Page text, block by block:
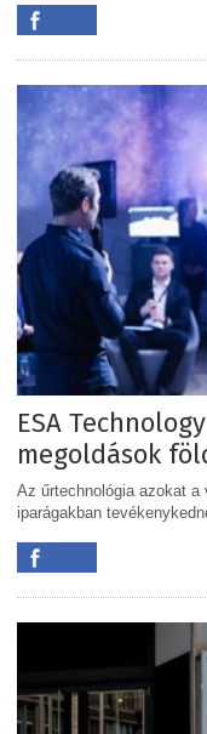
ESA
megoldások
Az űrtechnológia azokat
iparágakban